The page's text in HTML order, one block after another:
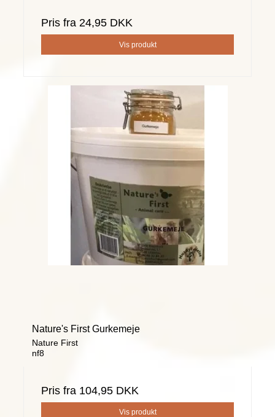
Pris fra 24,95 DKK
Vis produkt
Nature's First Gurkemeje
Nature First
nf8
Pris fra 104,95 DKK
Vis produkt